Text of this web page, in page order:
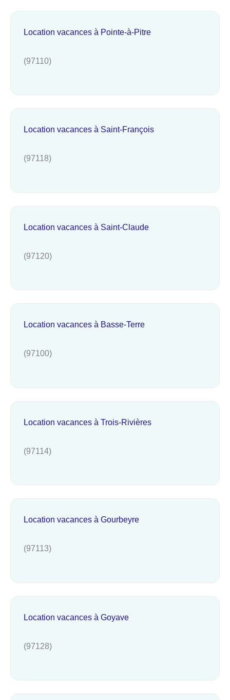
Location vacances à Pointe-à-Pitre
(97110)
Location vacances à Saint-François
(97118)
Location vacances à Saint-Claude
(97120)
Location vacances à Basse-Terre
(97100)
Location vacances à Trois-Rivières
(97114)
Location vacances à Gourbeyre
(97113)
Location vacances à Goyave
(97128)